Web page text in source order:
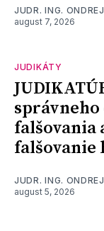
JUDR. ING.
august 7, 2026
JUDIKÁTY
falšovania
falšovanie
JUDR. ING.
august 5, 2026